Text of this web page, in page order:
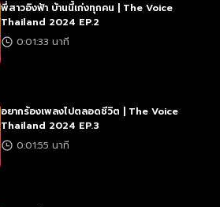
พี่สาวอิงฟ้า บ้านนี้เก่งทุกคน | The Voice
Thailand 2024 EP.2
0:01:33 นาที
อยากร้องเพลงไปตลอดชีวิต | The Voice
Thailand 2024 EP.3
0:01:55 นาที